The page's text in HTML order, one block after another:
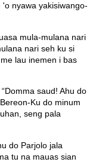
nyawa yakisiwango-
mula-mulana nari
nari seh ku si
lau inemen i bas
saud! Ahu do
Ku do minum
seng pala
do Parjolo jala
tu na mauas sian